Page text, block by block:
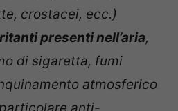
crostacei, ecc.)
presenti nell’aria,
di sigaretta, fumi
atmosferico
anti-